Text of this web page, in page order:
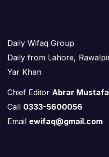
Daily Wifaq Group
Daily from Lahore,
Yar Khan
Chief Editor Abrar Mustafa
Call 0333-5600056
Email ewifaq@gmail.com